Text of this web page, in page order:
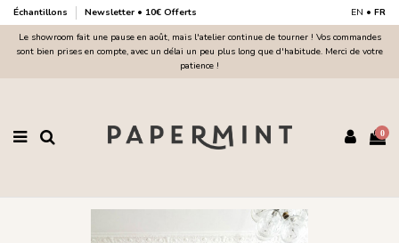
Échantillons Newsletter • 10€ Offerts EN • FR
Le showroom fait une pause en août, mais l'atelier continue de tourner ! Vos commandes
sont bien prises en compte, avec un délai un peu plus long que d'habitude. Merci de votre
patience !
0